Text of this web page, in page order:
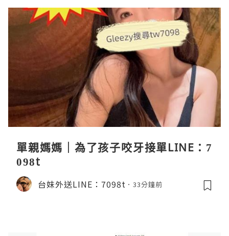
單親媽媽｜為了孩子咬牙接單LINE：7
098t
台妹外送LINE：7098t 33分鐘前